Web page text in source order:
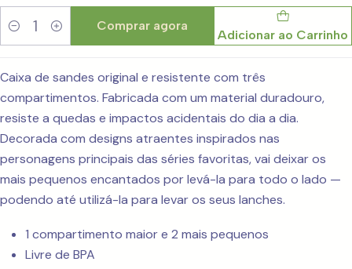
Quantidade Adicionar ao Carrinho
Comprar agora
Caixa de sandes original e resistente com três
compartimentos. Fabricada com um material duradouro,
resiste a quedas e impactos acidentais do dia a dia.
Decorada com designs atraentes inspirados nas
personagens principais das séries favoritas, vai deixar os
mais pequenos encantados por levá-la para todo o lado —
podendo até utilizá-la para levar os seus lanches.
1 compartimento maior e 2 mais pequenos
Livre de BPA